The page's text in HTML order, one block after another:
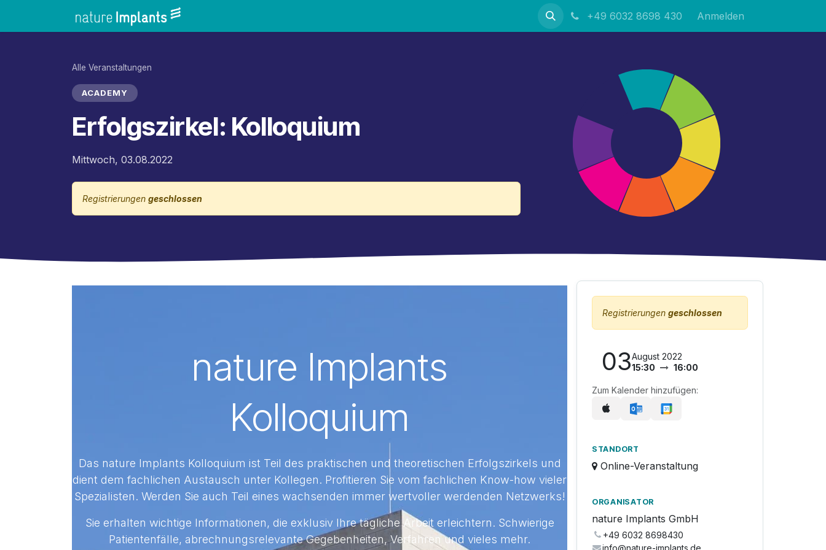
+49 6032 8698 430 Anmelden
Alle Veranstaltungen
ACADEMY
Erfolgszirkel: Kolloquium
Mittwoch, 03.08.2022
Registrierungen geschlossen
nature Implants
Kolloquium
Das nature Implants Kolloquium ist Teil des praktischen und theoretischen Erfolgszirkels und
dient dem fachlichen Austausch unter Kollegen. Profitieren Sie vom fachlichen Know-how vieler
Spezialisten. Werden Sie auch Teil eines wachsenden immer wertvoller werdenden Netzwerks!
Sie erhalten wichtige Informationen, die exklusiv Ihre tägliche Arbeit erleichtern. Schwierige
Patientenfälle, abrechnungsrelevante Gegebenheiten, Verfahren und vieles mehr.
Registrierungen geschlossen
03August 2022
15:30
16:00
Zum Kalender hinzufügen:
STANDORT
Online-Veranstaltung
ORGANISATOR
nature Implants GmbH
+49 6032 8698430